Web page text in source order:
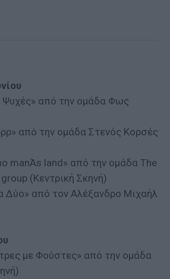
από την ομάδα Φως
από την ομάδα Στενός Κορσές
manΆs land» από την ομάδα The
(Κεντρική Σκηνή)
Δύο» από τον Αλέξανδρο Μιχαήλ
με Φούστες» από την ομάδα